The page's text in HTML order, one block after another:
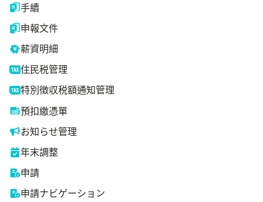
手續
申報文件
薪資明細
住民税管理
特別徴収税額通知管理
預扣繳憑單
お知らせ管理
年末調整
申請
申請ナビゲーション